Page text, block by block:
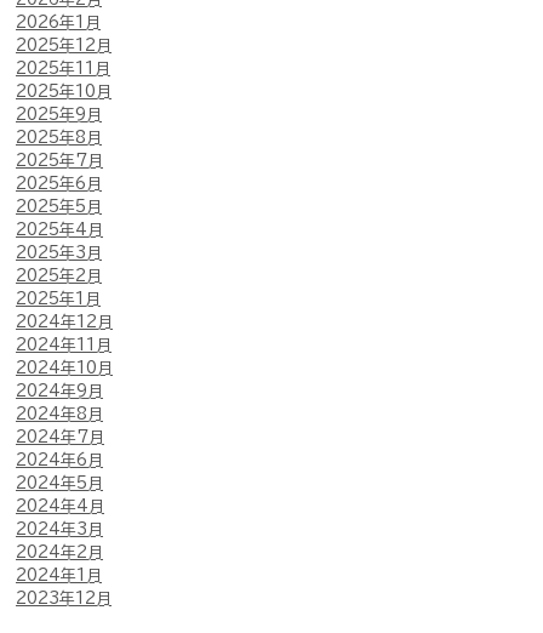
2026年1月
2025年12月
2025年11月
2025年10月
2025年9月
2025年8月
2025年7月
2025年6月
2025年5月
2025年4月
2025年3月
2025年2月
2025年1月
2024年12月
2024年11月
2024年10月
2024年9月
2024年8月
2024年7月
2024年6月
2024年5月
2024年4月
2024年3月
2024年2月
2024年1月
2023年12月